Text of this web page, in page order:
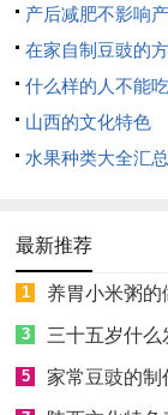
产后减肥不影响
在家自制豆豉的
什么样的人不能
山西的文化特色
水果种类大全汇总
最新推荐
1 养胃小米粥的
3 三十五岁什么发
5 家常豆豉的制